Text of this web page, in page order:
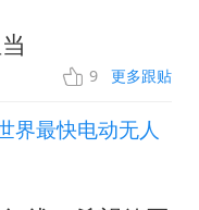
9 更多跟贴
界最快电动无人